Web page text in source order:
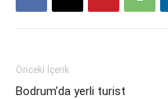
Önceki İçerik
Bodrum’da yerli turist